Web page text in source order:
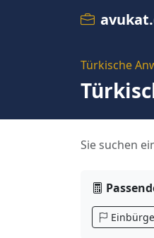
Türkische
Sie suchen